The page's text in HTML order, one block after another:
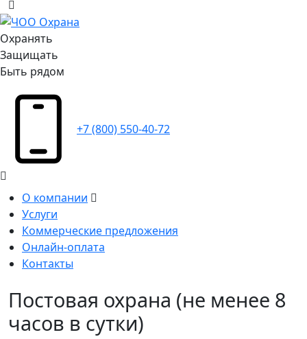
Охранять
Защищать
Быть рядом
+7 (800) 550-40-72
О компании
Услуги
Коммерческие предложения
Онлайн-оплата
Контакты
Постовая охрана (не менее 8
часов в сутки)